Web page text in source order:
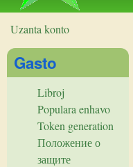
Vi estas ĉi tie
Uzanta konto
Gasto
Libroj
Populara enhavo
Token generation
Положение о
защите